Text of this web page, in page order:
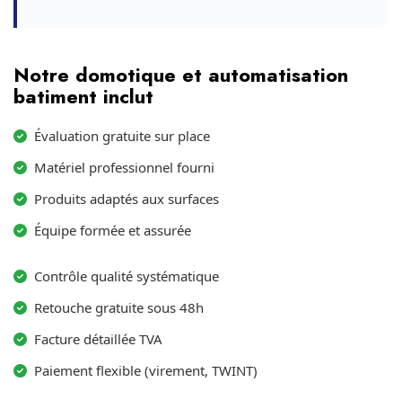
Notre domotique et automatisation
batiment inclut
Évaluation gratuite sur place
Matériel professionnel fourni
Produits adaptés aux surfaces
Équipe formée et assurée
Contrôle qualité systématique
Retouche gratuite sous 48h
Facture détaillée TVA
Paiement flexible (virement, TWINT)